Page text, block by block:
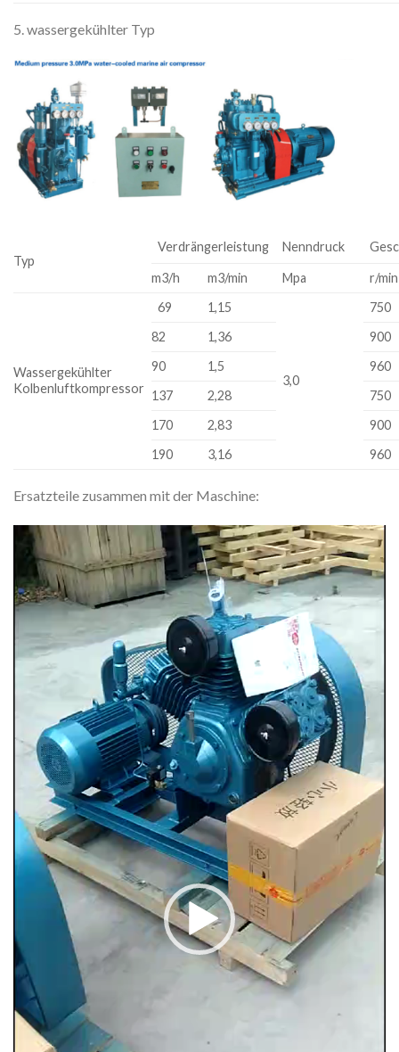
5. wassergekühlter Typ
Typ
Verdrängerleistung Nenndruck
m3/h m3/min Mpa r/min
Wassergekühlter
Kolbenluftkompressor
69 1,15
3,0
750
82
1,36
900
90
1,5
960
137
2,28
750
170
2,83
900
190
3,16 960
Ersatzteile zusammen mit der Maschine:
Video
Player